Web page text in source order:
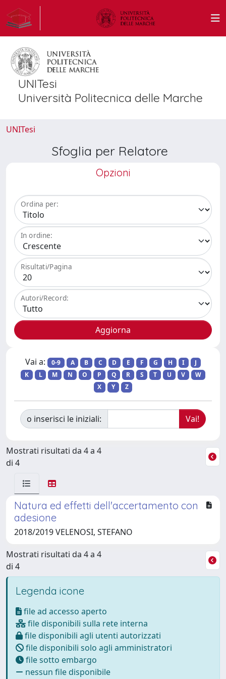
UNITesi
Università Politecnica delle Marche
UNITesi
Sfoglia per Relatore
Opzioni
Ordina per:
In ordine:
Risultati/Pagina
Autori/Record:
Vai a: 0-9 A B C D E F G H I
J
K
L M N O P Q R S T U V
W
X
Y Z
o inserisci le iniziali:
Mostrati risultati da 4 a 4
di 4
Natura ed effetti dell'accertamento con
adesione
2018/2019 VELENOSI, STEFANO
Mostrati risultati da 4 a 4
di 4
Legenda icone
file ad accesso aperto
file disponibili sulla rete interna
file disponibili agli utenti autorizzati
file disponibili solo agli amministratori
file sotto embargo
nessun file disponibile